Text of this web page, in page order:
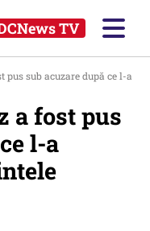
TV
sub acuzare după ce l-a
a fost pus
l-a